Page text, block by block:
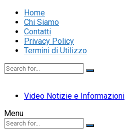
Home
Chi Siamo
Contatti
Privacy Policy
Termini di Utilizzo
Video Notizie e Informazioni
Menu